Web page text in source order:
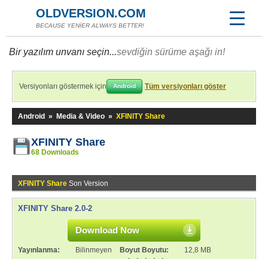
OLDVERSION.COM
BECAUSE YENİER ALWAYS BETTER!
Bir yazılım unvanı seçin...sevdiğin sürüme aşağı in!
Versiyonları göstermek için Android Tüm versiyonları göster
Android » Media & Video » XFINITY Share
XFINITY Share
68 Downloads
XFINITY Share Son Version
XFINITY Share 2.0-2
Download Now
Yayınlanma: Bilinmeyen Boyut Boyutu:
12,8 MB